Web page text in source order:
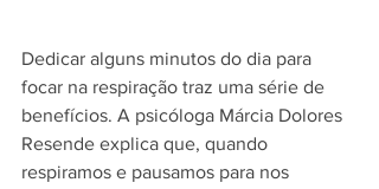
Dedicar alguns minutos do dia para
focar na respiração traz uma série de
benefícios. A psicóloga Márcia Dolores
Resende explica que, quando
respiramos e pausamos para nos